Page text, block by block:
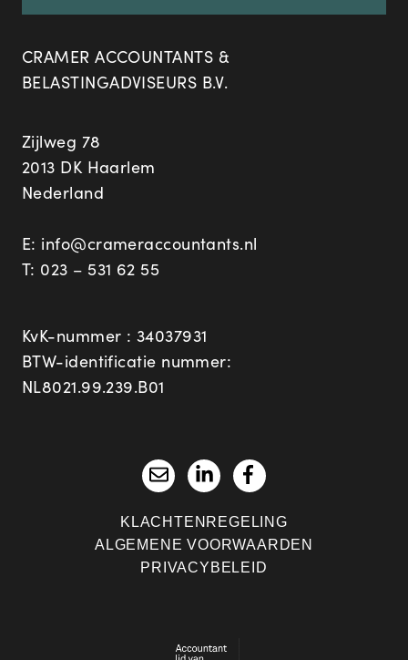
CRAMER ACCOUNTANTS &
BELASTINGADVISEURS B.V.
Zijlweg 78
2013 DK Haarlem
Nederland
E: info@crameraccountants.nl
T: 023 – 531 62 55
KvK-nummer : 34037931
BTW-identificatie nummer:
NL8021.99.239.B01
KLACHTENREGELING
ALGEMENE VOORWAARDEN
PRIVACYBELEID